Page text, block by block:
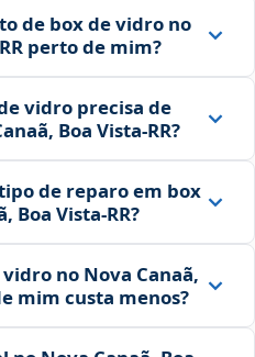
de box de vidro no
perto de mim?
vidro precisa de
Boa Vista‑RR?
de reparo em box
Boa Vista‑RR?
no Nova Canaã,
mim custa menos?